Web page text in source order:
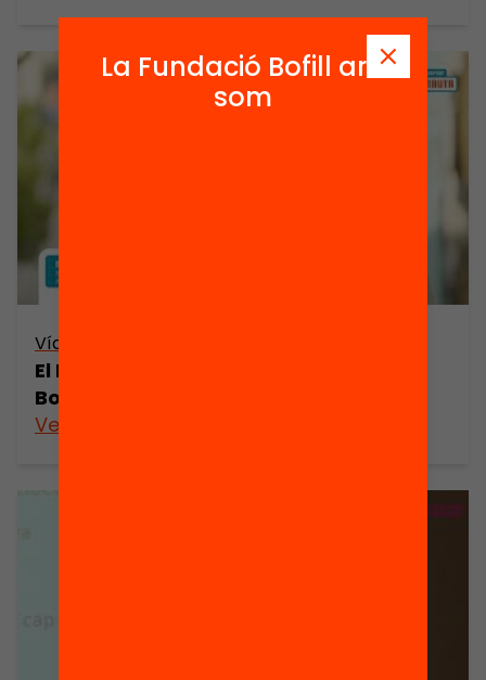
Vídeo
El PassaportEdunauta – Marcel·lina
Bosch
Veure’n més
La Fundació Bofill ara
som